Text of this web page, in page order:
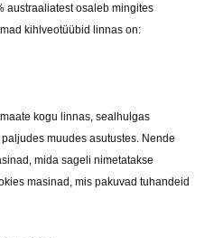
austraaliatest osaleb mingites
kihlveotüübid linnas on:
kogu linnas, sealhulgas
muudes asutustes. Nende
mida sageli nimetatakse
masinad, mis pakuvad tuhandeid